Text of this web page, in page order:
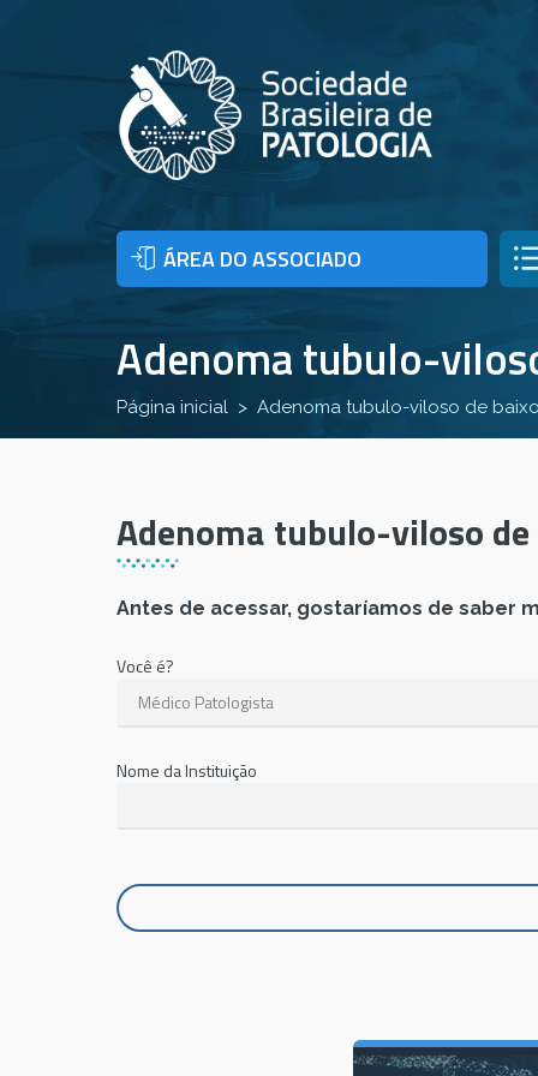
ÁREA DO ASSOCIADO
Adenoma tubulo-
Página inicial Adenoma tubulo-viloso de
Adenoma tubulo-viloso
Antes de acessar, gostaríamos de saber
Você é?
Nome da Instituição